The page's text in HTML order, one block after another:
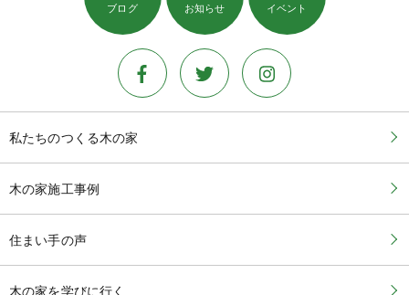
ブログ お知らせ イベント
私たちのつくる木の家
木の家施工事例
住まい手の声
木の家を学びに行く